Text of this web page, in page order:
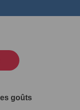
goûts